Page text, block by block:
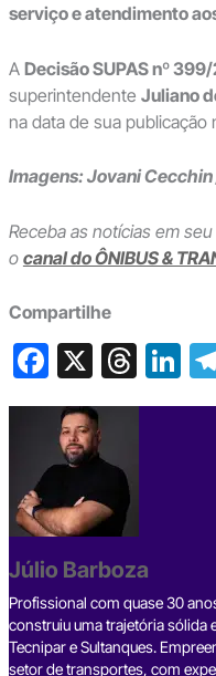
serviço e atendimento
A Decisão SUPAS nº
superintendente Juliano
na data de sua publicação
Imagens: Jovani
Receba as notícias em seu
o canal do ÔNIBUS &
Compartilhe
F
a
c
e
b
o
o
k
X T
hr
s
Li
n
Júlio Barboza
Profissional com quase 30
construiu uma trajetória sólida
Tecnipar e Sultanques.
setor de transportes, com